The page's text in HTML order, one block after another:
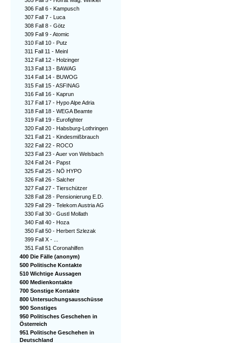
306 Fall 6 - Kampusch
307 Fall 7 - Luca
308 Fall 8 - Götz
309 Fall 9 - Atomic
310 Fall 10 - Putz
311 Fall 11 - Meinl
312 Fall 12 - Holzinger
313 Fall 13 - BAWAG
314 Fall 14 - BUWOG
315 Fall 15 - ASFINAG
316 Fall 16 - Kaprun
317 Fall 17 - Hypo Alpe Adria
318 Fall 18 - WEGA Beamte
319 Fall 19 - Eurofighter
320 Fall 20 - Habsburg-Lothringen
321 Fall 21 - Kindesmißbrauch
322 Fall 22 - ROCO
323 Fall 23 - Auer von Welsbach
324 Fall 24 - Papst
325 Fall 25 - NÖ HYPO
326 Fall 26 - Salcher
327 Fall 27 - Tierschützer
328 Fall 28 - Pensionierung E.D.
329 Fall 29 - Telekom Austria AG
330 Fall 30 - Gustl Mollath
340 Fall 40 - Hoza
350 Fall 50 - Herbert Szlezak
399 Fall X - ...
351 Fall 51 Coronahilfen
400 Die Fälle (anonym)
500 Politische Kontakte
510 Wichtige Aussagen
600 Medienkontakte
700 Sonstige Kontakte
800 Untersuchungsausschüsse
900 Sonstiges
950 Politisches Geschehen in
Österreich
951 Politische Geschehen in
Deutschland